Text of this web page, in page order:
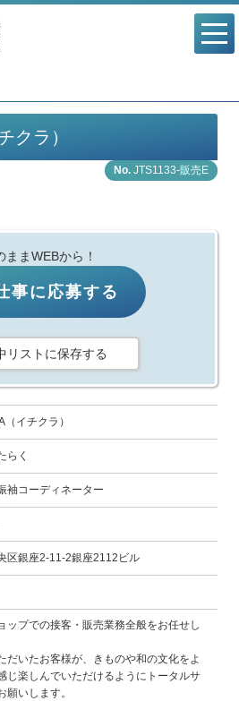
クラ）
JTS1133-販売E
ままWEBから！
事に応募する
リストに保存する
（イチクラ）
らく
袖コーディネーター
区銀座2-11-2銀座2112ビル
ップでの接客・販売業務全般をお任せし
だいたお客様が、きものや和の文化をよ
じ楽しんでいただけるようにトータルサ
願いします。